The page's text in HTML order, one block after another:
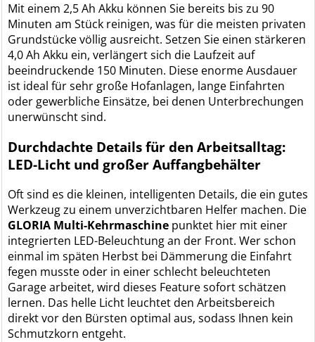
Mit einem 2,5 Ah Akku können Sie bereits bis zu 90
Minuten am Stück reinigen, was für die meisten privaten
Grundstücke völlig ausreicht. Setzen Sie einen stärkeren
4,0 Ah Akku ein, verlängert sich die Laufzeit auf
beeindruckende 150 Minuten. Diese enorme Ausdauer
ist ideal für sehr große Hofanlagen, lange Einfahrten
oder gewerbliche Einsätze, bei denen Unterbrechungen
unerwünscht sind.
Durchdachte Details für den Arbeitsalltag:
LED-Licht und großer Auffangbehälter
Oft sind es die kleinen, intelligenten Details, die ein gutes
Werkzeug zu einem unverzichtbaren Helfer machen. Die
GLORIA Multi-Kehrmaschine punktet hier mit einer
integrierten LED-Beleuchtung an der Front. Wer schon
einmal im späten Herbst bei Dämmerung die Einfahrt
fegen musste oder in einer schlecht beleuchteten
Garage arbeitet, wird dieses Feature sofort schätzen
lernen. Das helle Licht leuchtet den Arbeitsbereich
direkt vor den Bürsten optimal aus, sodass Ihnen kein
Schmutzkorn entgeht.